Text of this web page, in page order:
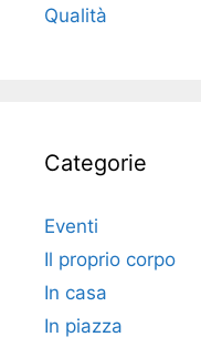
Qualità
Categorie
Eventi
Il proprio corpo
In casa
In piazza